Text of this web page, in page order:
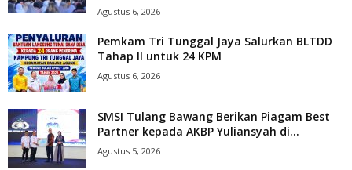
Agustus 6, 2026
Pemkam Tri Tunggal Jaya Salurkan BLTDD
Tahap II untuk 24 KPM
Agustus 6, 2026
SMSI Tulang Bawang Berikan Piagam Best
Partner kepada AKBP Yuliansyah di...
Agustus 5, 2026